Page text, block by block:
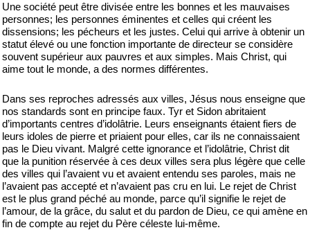
Une société peut être divisée entre les bonnes et les mauvaises
personnes; les personnes éminentes et celles qui créent les
dissensions; les pécheurs et les justes. Celui qui arrive à obtenir un
statut élevé ou une fonction importante de directeur se considère
souvent supérieur aux pauvres et aux simples. Mais Christ, qui
aime tout le monde, a des normes différentes.
Dans ses reproches adressés aux villes, Jésus nous enseigne que
nos standards sont en principe faux. Tyr et Sidon abritaient
d’importants centres d’idolâtrie. Leurs enseignants étaient fiers de
leurs idoles de pierre et priaient pour elles, car ils ne connaissaient
pas le Dieu vivant. Malgré cette ignorance et l’idolâtrie, Christ dit
que la punition réservée à ces deux villes sera plus légère que celle
des villes qui l’avaient vu et avaient entendu ses paroles, mais ne
l’avaient pas accepté et n’avaient pas cru en lui. Le rejet de Christ
est le plus grand péché au monde, parce qu’il signifie le rejet de
l’amour, de la grâce, du salut et du pardon de Dieu, ce qui amène en
fin de compte au rejet du Père céleste lui-même.